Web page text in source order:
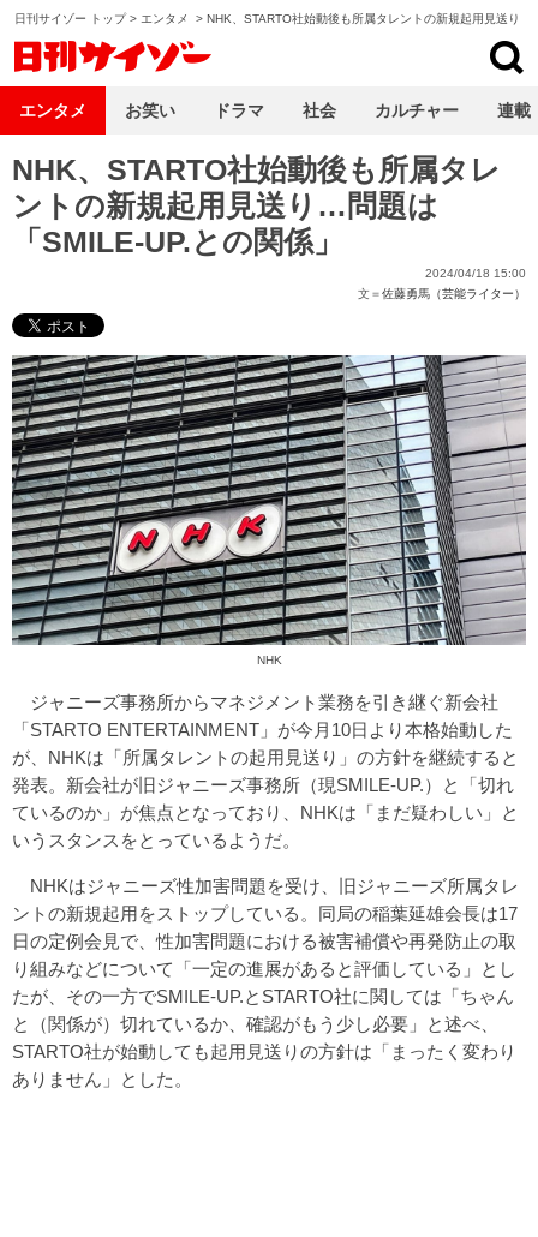
日刊サイゾー トップ> エンタメ > NHK、STARTO社始動後も所属タレントの新規起用見送り
NHK、STARTO社始動後も所属タレ
ントの新規起用見送り…問題は
「SMILE-UP.との関係」
2024/04/18 15:00
文＝佐藤勇馬（芸能ライター）
NHK
ジャニーズ事務所からマネジメント業務を引き継ぐ新会社
「STARTO ENTERTAINMENT」が今月10日より本格始動した
が、NHKは「所属タレントの起用見送り」の方針を継続すると
発表。新会社が旧ジャニーズ事務所（現SMILE-UP.）と「切れ
ているのか」が焦点となっており、NHKは「まだ疑わしい」と
いうスタンスをとっているようだ。
NHKはジャニーズ性加害問題を受け、旧ジャニーズ所属タレ
ントの新規起用をストップしている。同局の稲葉延雄会長は17
日の定例会見で、性加害問題における被害補償や再発防止の取
り組みなどについて「一定の進展があると評価している」とし
たが、その一方でSMILE-UP.とSTARTO社に関しては「ちゃん
と（関係が）切れているか、確認がもう少し必要」と述べ、
STARTO社が始動しても起用見送りの方針は「まったく変わり
ありません」とした。
エンタメ お笑い ドラマ 社会 カルチャー 連載